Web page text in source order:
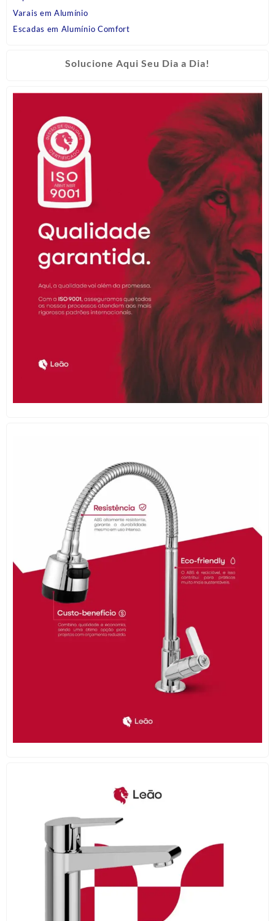
Varais em Alumínio
Escadas em Alumínio Comfort
Solucione Aqui Seu Dia a Dia!